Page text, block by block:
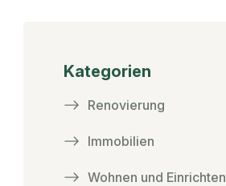
Kategorien
Renovierung
Immobilien
Wohnen und Einrichten